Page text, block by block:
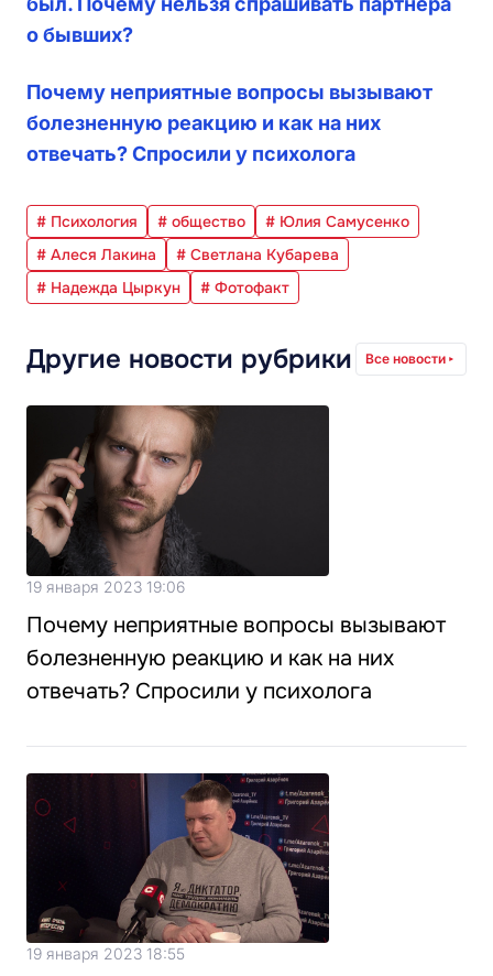
о бывших?
Почему неприятные вопросы вызывают
болезненную реакцию и как на них
отвечать? Спросили у психолога
# Психология # общество
# Юлия Самусенко
# Алеся Лакина
# Светлана Кубарева
# Надежда Цыркун
# Фотофакт
Другие новости рубрики Все новости
19 января 2023 19:06
Почему неприятные вопросы вызывают
болезненную реакцию и как на них
отвечать? Спросили у психолога
19 января 2023 18:55